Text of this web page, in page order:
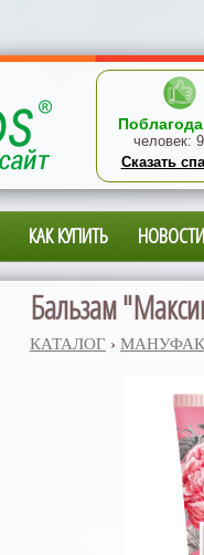
человек:
Сказать
КАК КУПИТЬ НОВОСТИ
Бальзам
КАТАЛОГ ›